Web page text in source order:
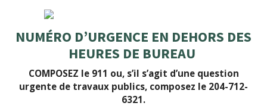
NUMÉRO D’URGENCE EN DEHORS DES
HEURES DE BUREAU
COMPOSEZ le 911 ou, s’il s’agit d’une question
urgente de travaux publics, composez le 204-712-
6321.